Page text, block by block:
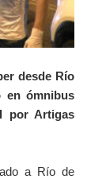
desde Río
en ómnibus
por Artigas
a Río de